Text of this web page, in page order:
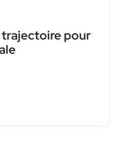
trajectoire pour